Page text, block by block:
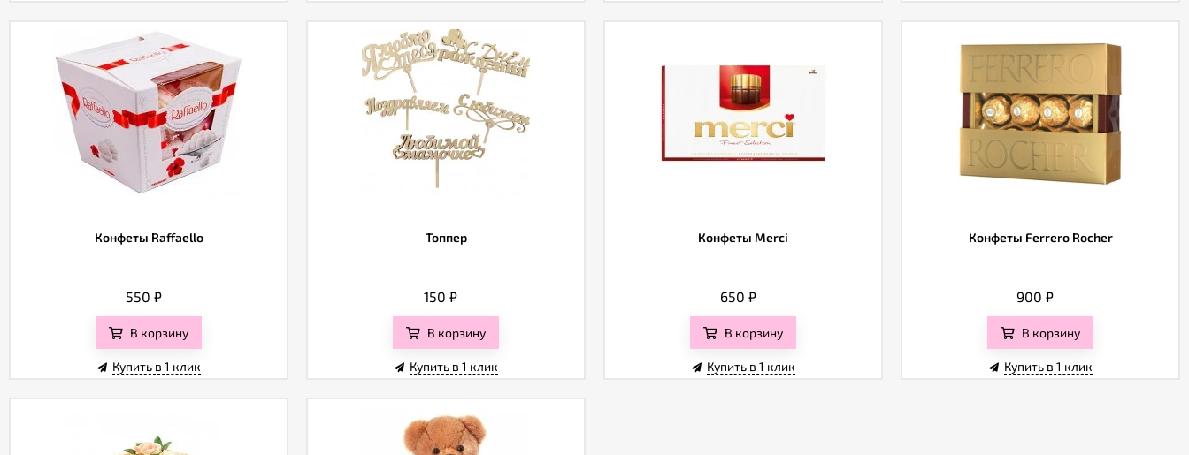
Конфеты Raffaello
550 ₽
В корзину
Купить в 1 клик
Топпер
150 ₽
В корзину
Купить в 1 клик
Конфеты Merci
650 ₽
В корзину
Купить в 1 клик
Конфеты Ferrero Rocher
900 ₽
В корзину
Купить в 1 клик